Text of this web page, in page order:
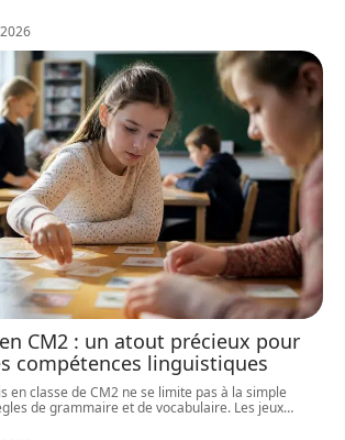
CM2 : un atout précieux pour
compétences linguistiques
en classe de CM2 ne se limite pas à la simple
de grammaire et de vocabulaire. Les jeux…